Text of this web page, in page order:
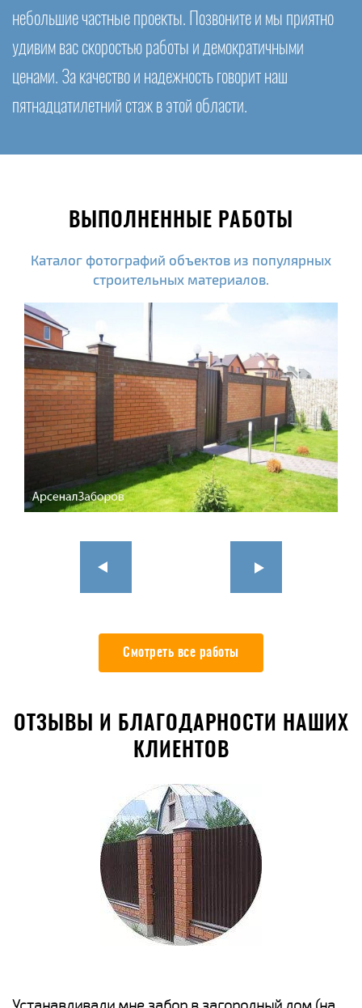
небольшие частные проекты. Позвоните и мы приятно
удивим вас скоростью работы и демократичными
ценами. За качество и надежность говорит наш
пятнадцатилетний стаж в этой области.
ВЫПОЛНЕННЫЕ РАБОТЫ
Каталог фотографий объектов из популярных
строительных материалов.
Смотреть все работы
ОТЗЫВЫ И БЛАГОДАРНОСТИ НАШИХ
КЛИЕНТОВ